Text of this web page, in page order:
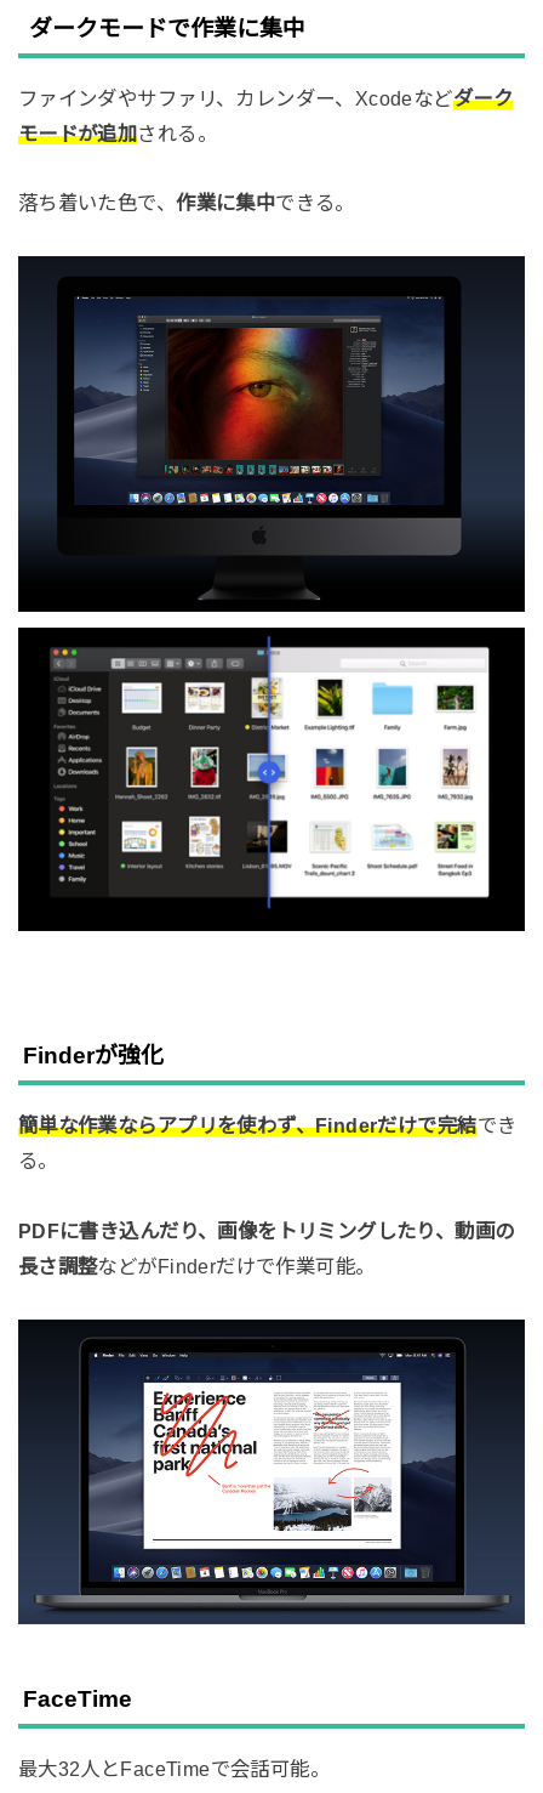
ダークモードで作業に集中
ファインダやサファリ、カレンダー、Xcodeなどダーク
モードが追加される。
落ち着いた色で、作業に集中できる。
Finderが強化
簡単な作業ならアプリを使わず、Finderだけで完結でき
る。
PDFに書き込んだり、画像をトリミングしたり、動画の
長さ調整などがFinderだけで作業可能。
FaceTime
最大32人とFaceTimeで会話可能。